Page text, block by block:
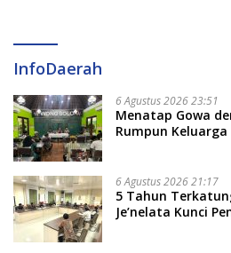
InfoDaerah
6 Agustus 2026 23:51
Menatap Gowa
Rumpun
Soal Adat dan Adab
6 Agustus 2026 21:17
5 Tahun
Je’nelata Kunci